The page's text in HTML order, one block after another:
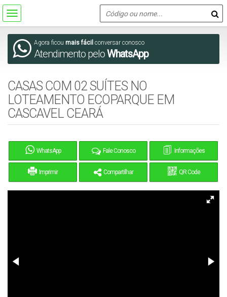
Agora ficou mais fácil conversar conosco
Atendimento peloWhatsApp
CASAS COM 02 SUÍTES NO
LOTEAMENTO ECOPARQUE EM
CASCAVEL CEARÁ
WhatsApp Fale Conosco Informações
Imprimir Compartilhar QR Code